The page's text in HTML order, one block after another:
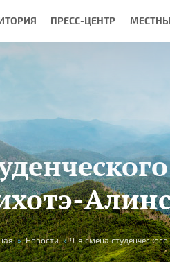
ПРЕСС-ЦЕНТР
» Новости » 9-я смена